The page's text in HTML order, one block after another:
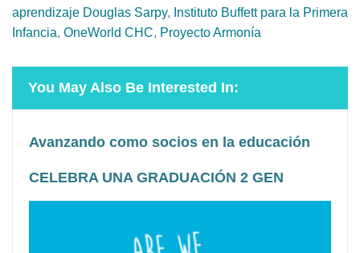
aprendizaje Douglas Sarpy, Instituto Buffett para la Primera
Infancia, OneWorld CHC, Proyecto Armonía
You May Also Be Interested In:
Avanzando como socios en la educación
CELEBRA UNA GRADUACIÓN 2 GEN